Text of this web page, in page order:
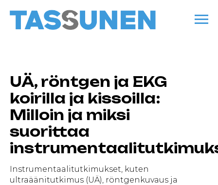
UÄ, röntgen ja EKG
koirilla ja kissoilla:
Milloin ja miksi
suorittaa
Instrumentaalitutkimukset, kuten
ultraäänitutkimus (UÄ), röntgenkuvaus ja